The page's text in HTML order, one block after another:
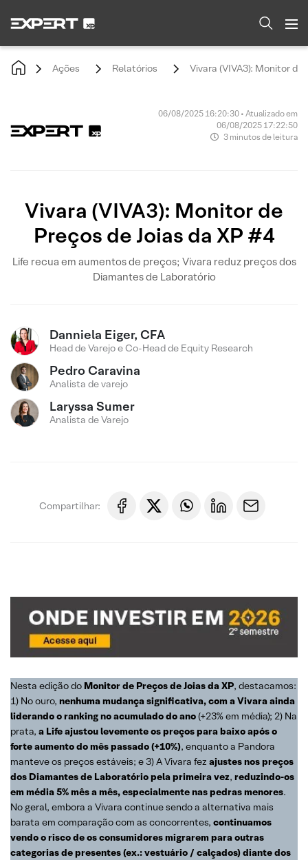
Ações Relatórios Vivara (VIVA3): Monitor de
06/08/2025 16:20:30 • Atualizado em
06/08/2025 17:22:50
3 minutos de leitura
Vivara (VIVA3): Monitor de
Preços de Joias da XP #4
Life recua em aumentos de preços; Vivara reduz preços dos
Diamantes de Laboratório
Danniela Eiger, CFA
Head de Varejo e Co-Head de Equity Research
Pedro Caravina
Analista de varejo
Laryssa Sumer
Analista de Varejo
Compartilhar:
Nesta edição do Monitor de Preços de Joias da XP, destacamos:
1) No ouro, nenhuma mudança significativa, com a Vivara ainda
liderando o ranking no acumulado do ano(+23% em média); 2) Na
prata, a Life ajustou levemente os preços para baixo após o
forte aumento do mês passado (+10%), enquanto a Pandora
manteve os preços estáveis; e 3) A Vivara fez ajustes nos preços
dos Diamantes de Laboratório pela primeira vez, reduzindo-os
em média 5% mês a mês, especialmente nas pedras menores.
No geral, embora a Vivara continue sendo a alternativa mais
barata em comparação com as concorrentes, continuamos
vendo o risco de os consumidores migrarem para outras
categorias de presentes (ex.: vestuário / calçados) diante dos